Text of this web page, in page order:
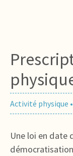
Activité physique •
Une loi en date